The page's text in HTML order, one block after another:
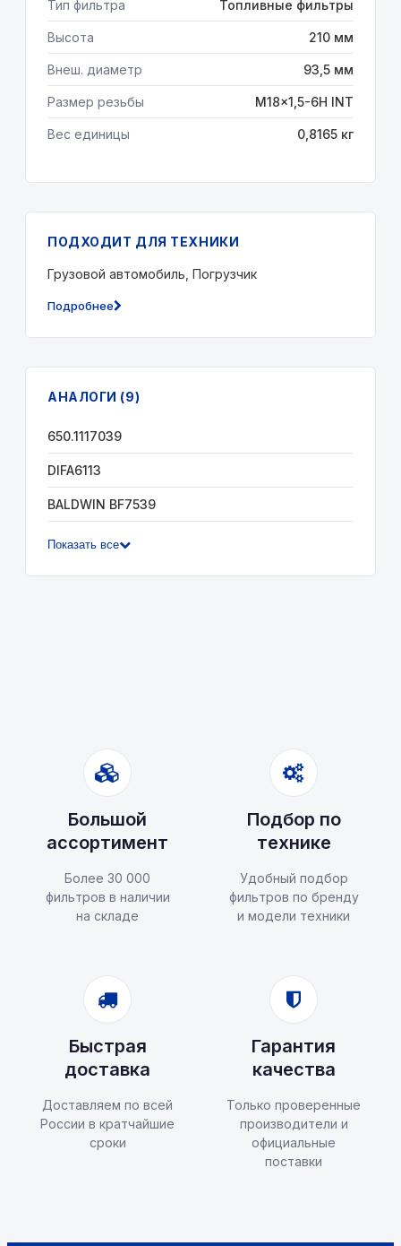
Тип фильтра Топливные фильтры
Высота 210 мм
Внеш. диаметр 93,5 мм
Размер резьбы M18x1,5-6H INT
Вес единицы 0,8165 кг
ПОДХОДИТ ДЛЯ ТЕХНИКИ
Грузовой автомобиль, Погрузчик
Подробнее
АНАЛОГИ (9)
650.1117039
DIFA6113
BALDWIN BF7539
Показать все
Большой
ассортимент
Более 30 000
фильтров в наличии
на складе
Подбор по
технике
Удобный подбор
фильтров по бренду
и модели техники
Быстрая
доставка
Доставляем по всей
России в кратчайшие
сроки
Гарантия
качества
Только проверенные
производители и
официальные
поставки